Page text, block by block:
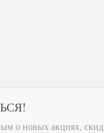
о новых акциях,